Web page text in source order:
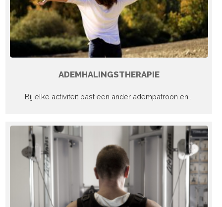
ADEMHALINGSTHERAPIE
Bij elke activiteit past een ander adempatroon en...